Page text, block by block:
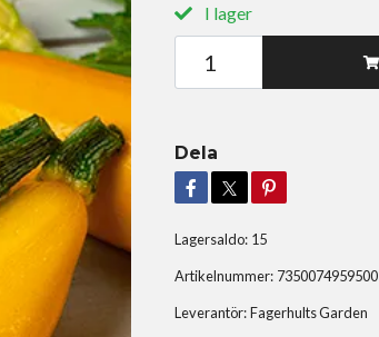
I lager
Dela
Lagersaldo: 15
Artikelnummer: 7350074959500
Leverantör:Fagerhults Garden